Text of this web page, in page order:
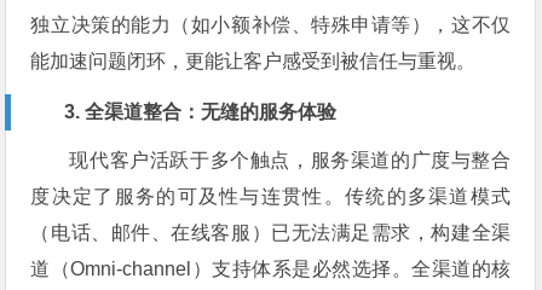
独立决策的能力（如小额补偿、特殊申请等），这不仅
能加速问题闭环，更能让客户感受到被信任与重视。
3. 全渠道整合：无缝的服务体验
现代客户活跃于多个触点，服务渠道的广度与整合
度决定了服务的可及性与连贯性。传统的多渠道模式
（电话、邮件、在线客服）已无法满足需求，构建全渠
道（Omni-channel）支持体系是必然选择。全渠道的核